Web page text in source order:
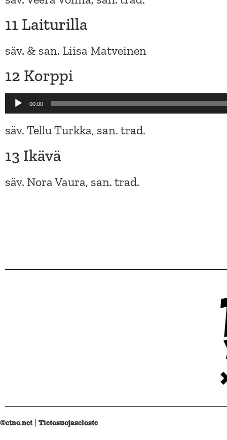
11 Laiturilla
säv. & san. Liisa Matveinen
12 Korppi
Äänitoistin
00:00
säv. Tellu Turkka, san. trad.
13 Ikävä
säv. Nora Vaura, san. trad.
©etno.net | Tietosuojaseloste